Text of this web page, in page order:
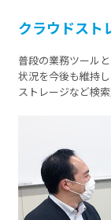
クラウドスト
普段の業務ツール
状況を今後も維持
ストレージなど検